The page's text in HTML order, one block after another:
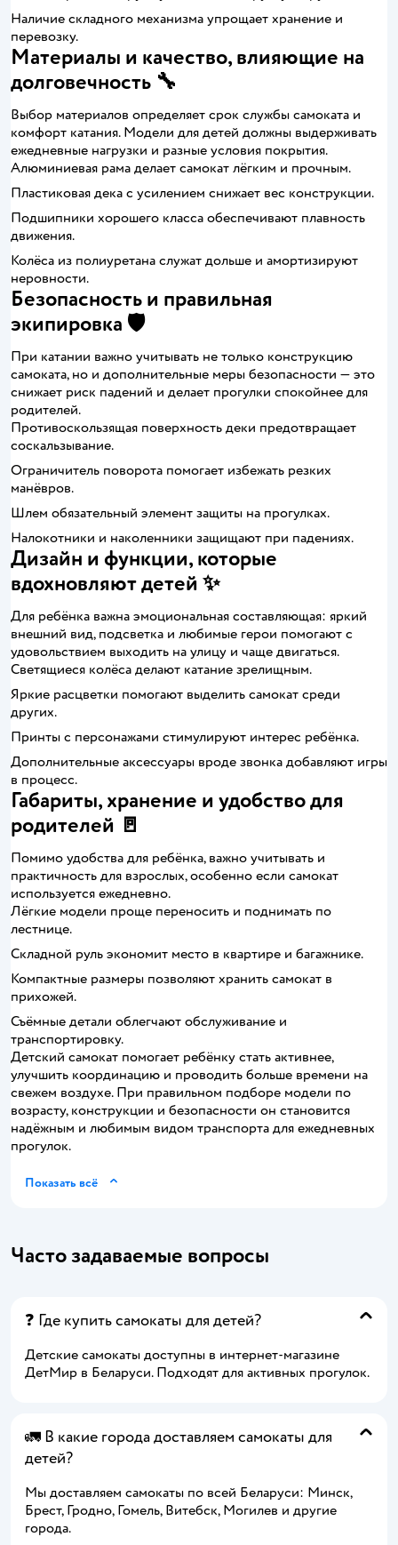
Наличие складного механизма упрощает хранение и
перевозку.
Материалы и качество, влияющие на
долговечность 🔧
Выбор материалов определяет срок службы самоката и
комфорт катания. Модели для детей должны выдерживать
ежедневные нагрузки и разные условия покрытия.
Алюминиевая рама делает самокат лёгким и прочным.
Пластиковая дека с усилением снижает вес конструкции.
Подшипники хорошего класса обеспечивают плавность
движения.
Колёса из полиуретана служат дольше и амортизируют
неровности.
Безопасность и правильная
экипировка 🛡️
При катании важно учитывать не только конструкцию
самоката, но и дополнительные меры безопасности — это
снижает риск падений и делает прогулки спокойнее для
родителей.
Противоскользящая поверхность деки предотвращает
соскальзывание.
Ограничитель поворота помогает избежать резких
манёвров.
Шлем обязательный элемент защиты на прогулках.
Налокотники и наколенники защищают при падениях.
Дизайн и функции, которые
вдохновляют детей ✨
Для ребёнка важна эмоциональная составляющая: яркий
внешний вид, подсветка и любимые герои помогают с
удовольствием выходить на улицу и чаще двигаться.
Светящиеся колёса делают катание зрелищным.
Яркие расцветки помогают выделить самокат среди
других.
Принты с персонажами стимулируют интерес ребёнка.
Дополнительные аксессуары вроде звонка добавляют игры
в процесс.
Габариты, хранение и удобство для
родителей 🚪
Помимо удобства для ребёнка, важно учитывать и
практичность для взрослых, особенно если самокат
используется ежедневно.
Лёгкие модели проще переносить и поднимать по
лестнице.
Складной руль экономит место в квартире и багажнике.
Компактные размеры позволяют хранить самокат в
прихожей.
Съёмные детали облегчают обслуживание и
транспортировку.
Детский самокат помогает ребёнку стать активнее,
улучшить координацию и проводить больше времени на
свежем воздухе. При правильном подборе модели по
возрасту, конструкции и безопасности он становится
надёжным и любимым видом транспорта для ежедневных
прогулок.
Показать всё
Часто задаваемые вопросы
❓ Где купить самокаты для детей?
Детские самокаты доступны в интернет-магазине
ДетМир в Беларуси. Подходят для активных прогулок.
🚛 В какие города доставляем самокаты для
детей?
Мы доставляем самокаты по всей Беларуси: Минск,
Брест, Гродно, Гомель, Витебск, Могилев и другие
города.